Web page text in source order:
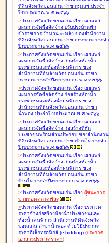
ที่ดินจังหวัดขอนแก่น สาขาชุมแพ ประจำ
ปีงบประมาณ พ.ศ.๒๕๖๖
>ประกาศจังหวัดขอนแก่น เรื่อง เผยแพร่
แผนการจัดซื้อจัดจ้าง ปรับปรุงบ้านพัก
ข้าราชการ จำนวน ๓ หลัง ของสำนักงาน
ที่ดินจังหวัดขอนแก่น สาขากระนวน ประจำ
ปีงบประมาณ พ.ศ.๒๕๖๖
>ประกาศจังหวัดขอนแก่น เรื่อง เผยแพร่
แผนการจัดซื้อจัดจ้าง ก่อสร้างห้องน้ำ
ประชาชนและห้องน้ำคนพิการ ของ
สำนักงานที่ดินจังหวัดขอนแก่น สาขา
กระนวน ประจำปีงบประมาณ พ.ศ.๒๕๖๖
>ประกาศจังหวัดขอนแก่น เรื่อง เผยแพร่
แผนการจัดซื้อจัดจ้าง ก่อสร้างห้องน้ำ
ประชาชนและห้องน้ำคนพิการ ของ
สำนักงานที่ดินจังหวัดขอนแก่น สาขา
น้ำพอง ประจำปีงบประมาณ พ.ศ.๒๕๖๖
>ประกาศจังหวัดขอนแก่น เรื่อง เผยแพร่
แผนการจัดซื้อจัดจ้าง ก่อสร้างที่พัก
ประชาชนพร้อมส่วนประกอบ ของสำนักงาน
ที่ดินจังหวัดขอนแก่น สาขาบ้านไผ่ ประจำ
ปีงบประมาณ พ.ศ.๒๕๖๖
>ประกาศจังหวัดขอนแก่น เรื่อง เผยแพร่
แผนการจัดซื้อจัดจ้าง ก่อสร้างห้องน้ำ
ประชาชนและห้องน้ำคนพิการ ของ
สำนักงานที่ดินจังหวัดขอนแก่น สาขา
บ้านไผ่ ประจำปีงบประมาณ พ.ศ.๒๕๖๖
>ประกาศจังหวัดขอนแก่น เรื่อง ผู้ชนะการ
ขายทอดตลาดพัสดุ
>ประกาศจังหวัดขอนแก่น เรื่อง ประกวด
ราคาจ้างก่อสร้างห้องน้ำประชาชนและ
ห้องน้ำคนพิการ สำนักงานที่ดินจังหวัด
ขอนแก่น สาขาน้ำพอง ด้วยวิธีประกวด
ราคาอิเล็กทรอนิกส์ (e-bidding) (ประกาศ,
เอกสารประกวดราคา)